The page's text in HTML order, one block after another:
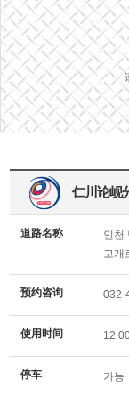
仁川论岘
道路名称
인천
고개
预约咨询 032-
使用时间
停车 가능